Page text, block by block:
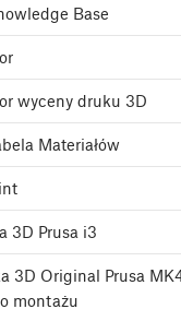
Base
wyceny druku 3D
Materiałów
3D Prusa i3
3D Original Prusa
montażu